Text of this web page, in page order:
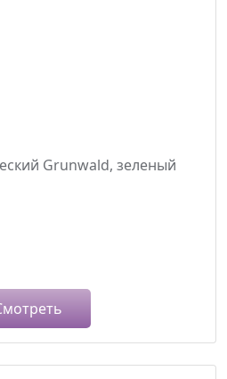
Grunwald, зеленый